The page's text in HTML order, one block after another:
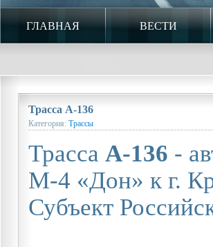
ГЛАВНАЯ ВЕСТИ
Трасса А-136
Категория: Трассы
Трасса А-136 -
М-4 «Дон» к г.
Субъект